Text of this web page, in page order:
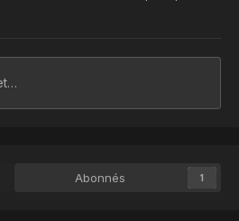
Abonnés 1